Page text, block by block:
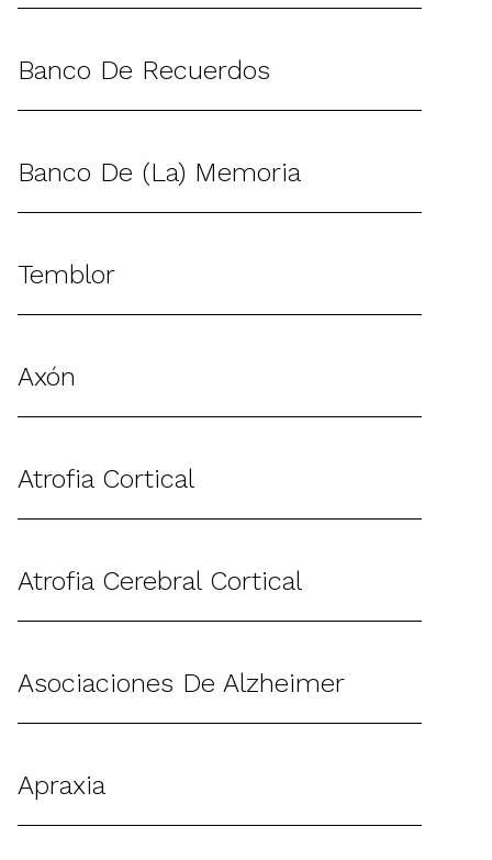
Banco De Recuerdos
Banco De (la) Memoria
Temblor
Axón
Atrofia Cortical
Atrofia Cerebral Cortical
Asociaciones De Alzheimer
Apraxia